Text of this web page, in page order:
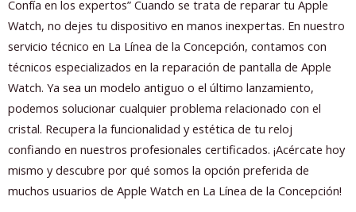
Confía en los expertos” Cuando se trata de reparar tu Apple
Watch, no dejes tu dispositivo en manos inexpertas. En nuestro
servicio técnico en La Línea de la Concepción, contamos con
técnicos especializados en la reparación de pantalla de Apple
Watch. Ya sea un modelo antiguo o el último lanzamiento,
podemos solucionar cualquier problema relacionado con el
cristal. Recupera la funcionalidad y estética de tu reloj
confiando en nuestros profesionales certificados. ¡Acércate hoy
mismo y descubre por qué somos la opción preferida de
muchos usuarios de Apple Watch en La Línea de la Concepción!